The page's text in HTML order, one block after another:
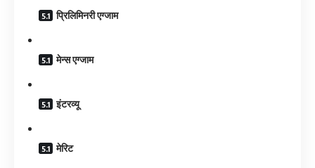
प्रिलिमिनरी एग्जाम
मेन्स एग्जाम
इंटरव्यू
मेरिट